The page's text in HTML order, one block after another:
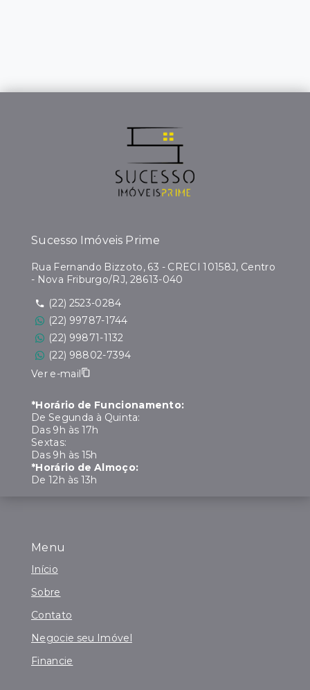
Menu
Início
Sobre
Contato
Negocie seu Imóvel
Financie
Sucesso Imóveis Prime
Rua Fernando Bizzoto, 63 - CRECI 10158J, Centro
- Nova Friburgo/RJ, 28613-040
(22) 2523-0284
(22) 99787-1744
(22) 99871-1132
(22) 98802-7394
Ver e-mail
*Horário de Funcionamento:
De Segunda à Quinta:
Das 9h às 17h
Sextas:
Das 9h às 15h
*Horário de Almoço:
De 12h às 13h